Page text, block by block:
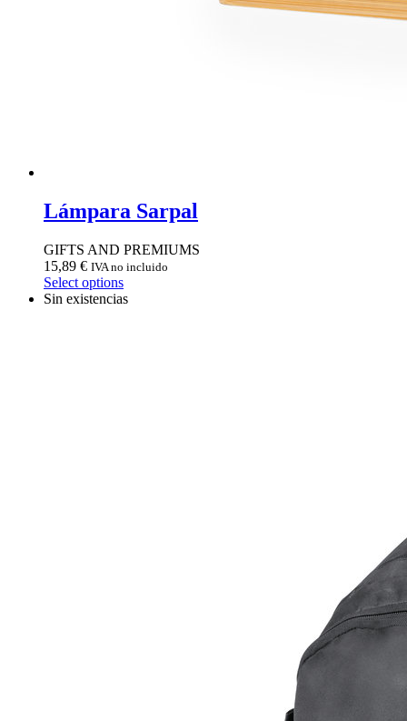
Lámpara Sarpal
GIFTS AND PREMIUMS
15,89 € IVA no incluido
Select options
Sin existencias